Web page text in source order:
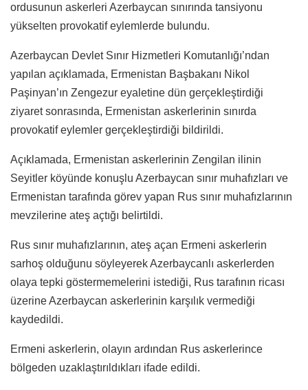
ordusunun askerleri Azerbaycan sınırında tansiyonu
yükselten provokatif eylemlerde bulundu.
Azerbaycan Devlet Sınır Hizmetleri Komutanlığı’ndan
yapılan açıklamada, Ermenistan Başbakanı Nikol
Paşinyan’ın Zengezur eyaletine dün gerçekleştirdiği
ziyaret sonrasında, Ermenistan askerlerinin sınırda
provokatif eylemler gerçekleştirdiği bildirildi.
Açıklamada, Ermenistan askerlerinin Zengilan ilinin
Seyitler köyünde konuşlu Azerbaycan sınır muhafızları ve
Ermenistan tarafında görev yapan Rus sınır muhafızlarının
mevzilerine ateş açtığı belirtildi.
Rus sınır muhafızlarının, ateş açan Ermeni askerlerin
sarhoş olduğunu söyleyerek Azerbaycanlı askerlerden
olaya tepki göstermemelerini istediği, Rus tarafının ricası
üzerine Azerbaycan askerlerinin karşılık vermediği
kaydedildi.
Ermeni askerlerin, olayın ardından Rus askerlerince
bölgeden uzaklaştırıldıkları ifade edildi.